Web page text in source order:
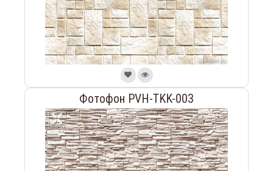
Фотофон PVH-TKK-003